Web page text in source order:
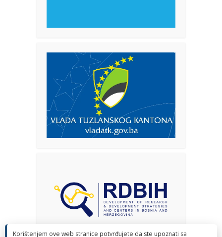
Korištenjem ove web stranice potvrđujete da ste upoznati sa